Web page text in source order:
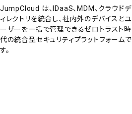
JumpCloud は、IDaaS、MDM、クラウドデ
ィレクトリを統合し、社内外のデバイスとユ
ーザーを一括で管理できるゼロトラスト時
代の統合型セキュリティプラットフォームで
す。